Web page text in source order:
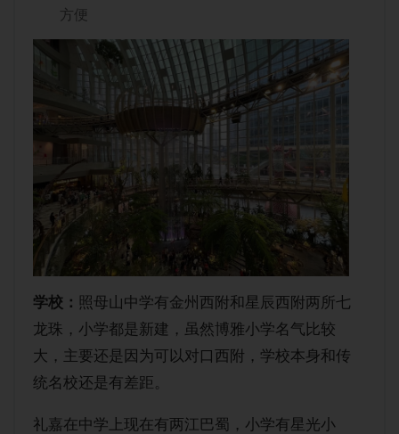
方便
学校： 照母山中学有金州西附和星辰西附两所七
龙珠，小学都是新建，虽然博雅小学名气比较
大，主要还是因为可以对口西附，学校本身和传
统名校还是有差距。
礼嘉在中学上现在有两江巴蜀，小学有星光小